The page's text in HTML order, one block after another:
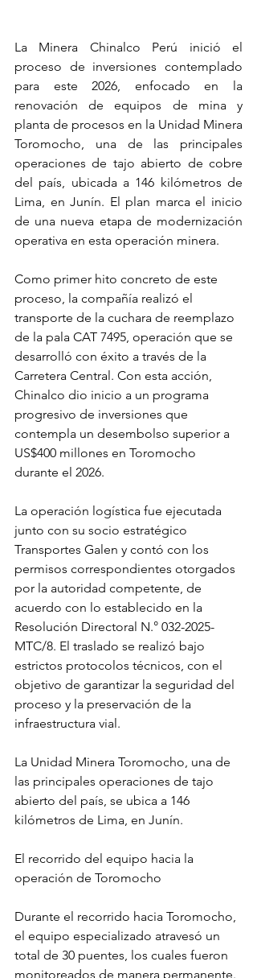
La Minera Chinalco Perú inició el
proceso de inversiones contemplado
para este 2026, enfocado en la
renovación de equipos de mina y
planta de procesos en la Unidad Minera
Toromocho, una de las principales
operaciones de tajo abierto de cobre
del país, ubicada a 146 kilómetros de
Lima, en Junín. El plan marca el inicio
de una nueva etapa de modernización
operativa en esta operación minera.
Como primer hito concreto de este
proceso, la compañía realizó el
transporte de la cuchara de reemplazo
de la pala CAT 7495, operación que se
desarrolló con éxito a través de la
Carretera Central. Con esta acción,
Chinalco dio inicio a un programa
progresivo de inversiones que
contempla un desembolso superior a
US$400 millones en Toromocho
durante el 2026.
La operación logística fue ejecutada
junto con su socio estratégico
Transportes Galen y contó con los
permisos correspondientes otorgados
por la autoridad competente, de
acuerdo con lo establecido en la
Resolución Directoral N.° 032-2025-
MTC/8. El traslado se realizó bajo
estrictos protocolos técnicos, con el
objetivo de garantizar la seguridad del
proceso y la preservación de la
infraestructura vial.
La Unidad Minera Toromocho, una de
las principales operaciones de tajo
abierto del país, se ubica a 146
kilómetros de Lima, en Junín.
El recorrido del equipo hacia la
operación de Toromocho
Durante el recorrido hacia Toromocho,
el equipo especializado atravesó un
total de 30 puentes, los cuales fueron
monitoreados de manera permanente.